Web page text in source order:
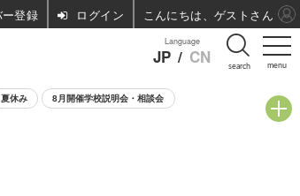
menu
Language
JP / CN search
夏休み 8月開催学校説明会・相談会
ログイン こんにちは、ゲストさん